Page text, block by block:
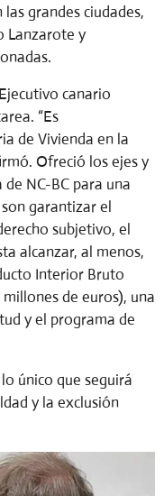
grandes ciudades,
Lanzarote y
canario
“Es
de Vivienda en la
Ofreció los ejes y
NC-BC para una
garantizar el
subjetivo, el
alcanzar, al menos,
Interior Bruto
de euros), una
y el programa de
único que seguirá
y la exclusión